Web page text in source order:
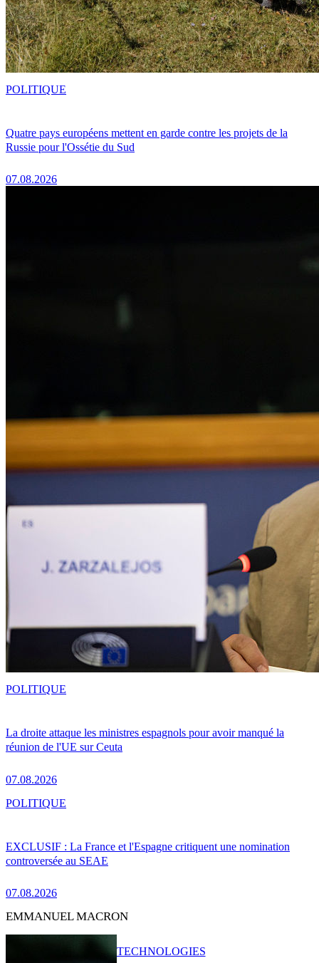
Quatre pays européens mettent en garde contre les projets de la
Russie pour l'Ossétie du Sud
07.08.2026
POLITIQUE
La droite attaque les ministres espagnols pour avoir manqué la
réunion de l'UE sur Ceuta
07.08.2026
POLITIQUE
EXCLUSIF : La France et l'Espagne critiquent une nomination
controversée au SEAE
07.08.2026
POLITIQUE
EMMANUEL MACRON
TECHNOLOGIES